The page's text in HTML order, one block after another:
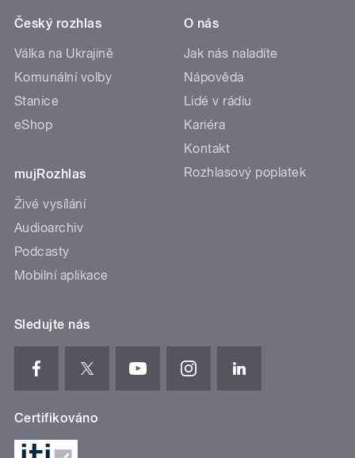
Český rozhlas
Válka na Ukrajině
Komunální volby
Stanice
eShop
mujRozhlas
Živé vysílání
Audioarchiv
Podcasty
Mobilní aplikace
O nás
Jak nás naladíte
Nápověda
Lidé v rádiu
Kariéra
Kontakt
Rozhlasový poplatek
Sledujte nás
Certifikováno